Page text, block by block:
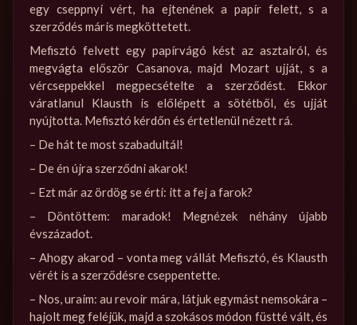
egy cseppnyi vért, ha ejtenének a papír felett, s a
szerződés máris megköttetett.
Mefisztó felvett egy papírvágó kést az asztalról, és
megvágta először Casanova, majd Mozart ujját, s a
vércseppekkel megpecsételte a szerződést. Ekkor
váratlanul Klausth is előlépett a sötétből, és ujját
nyújtotta. Mefisztó kérdőn és értetlenül nézett rá.
– De hát te most szabadultál!
– De én újra szerződni akarok!
– Ezt már az ördög se érti: itt a fej a farok?
– Döntöttem: maradok! Megnézek néhány újabb
évszázadot.
– Ahogy akarod – vonta meg vállát Mefisztó, és Klausth
vérét is a szerződésre cseppentette.
– Nos, uraim: au revoir mára, látjuk egymást nemsokára –
hajolt meg feléjük, majd a szokásos módon füstté vált, és